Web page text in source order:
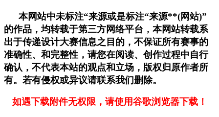
本网站中未标注“来源或是标注“来源**(网站)”
的作品，均转载于第三方网络平台，本网站转载系
出于传递设计大赛信息之目的，不保证所有赛事的
准确性、和完整性，请您在阅读、创作过程中自行
确认，不代表本站的观点和立场，版权归原作者所
有。若有侵权或异议请联系我们删除。
如遇下载附件无权限，请使用谷歌浏览器下载！